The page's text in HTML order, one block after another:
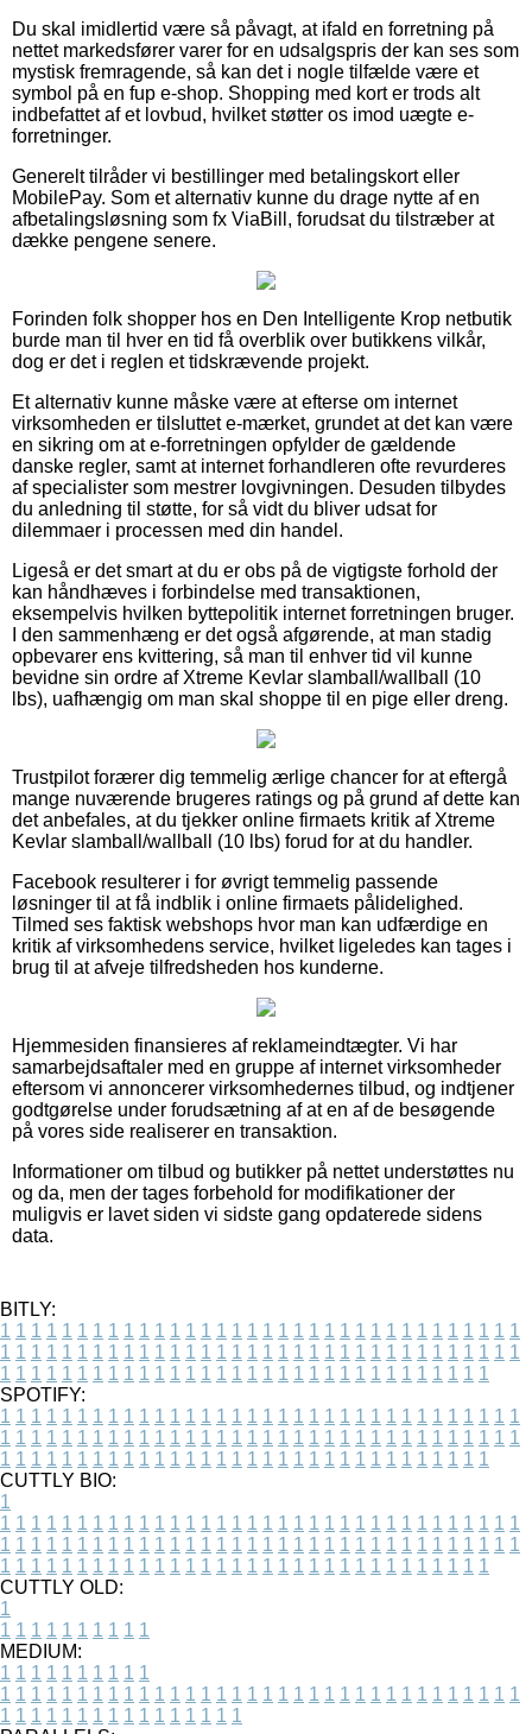
Du skal imidlertid være så påvagt, at ifald en forretning på
nettet markedsfører varer for en udsalgspris der kan ses som
mystisk fremragende, så kan det i nogle tilfælde være et
symbol på en fup e-shop. Shopping med kort er trods alt
indbefattet af et lovbud, hvilket støtter os imod uægte e-
forretninger.
Generelt tilråder vi bestillinger med betalingskort eller
MobilePay. Som et alternativ kunne du drage nytte af en
afbetalingsløsning som fx ViaBill, forudsat du tilstræber at
dække pengene senere.
Forinden folk shopper hos en Den Intelligente Krop netbutik
burde man til hver en tid få overblik over butikkens vilkår,
dog er det i reglen et tidskrævende projekt.
Et alternativ kunne måske være at efterse om internet
virksomheden er tilsluttet e-mærket, grundet at det kan være
en sikring om at e-forretningen opfylder de gældende
danske regler, samt at internet forhandleren ofte revurderes
af specialister som mestrer lovgivningen. Desuden tilbydes
du anledning til støtte, for så vidt du bliver udsat for
dilemmaer i processen med din handel.
Ligeså er det smart at du er obs på de vigtigste forhold der
kan håndhæves i forbindelse med transaktionen,
eksempelvis hvilken byttepolitik internet forretningen bruger.
I den sammenhæng er det også afgørende, at man stadig
opbevarer ens kvittering, så man til enhver tid vil kunne
bevidne sin ordre af Xtreme Kevlar slamball/wallball (10
lbs), uafhængig om man skal shoppe til en pige eller dreng.
Trustpilot forærer dig temmelig ærlige chancer for at eftergå
mange nuværende brugeres ratings og på grund af dette kan
det anbefales, at du tjekker online firmaets kritik af Xtreme
Kevlar slamball/wallball (10 lbs) forud for at du handler.
Facebook resulterer i for øvrigt temmelig passende
løsninger til at få indblik i online firmaets pålidelighed.
Tilmed ses faktisk webshops hvor man kan udfærdige en
kritik af virksomhedens service, hvilket ligeledes kan tages i
brug til at afveje tilfredsheden hos kunderne.
Hjemmesiden finansieres af reklameindtægter. Vi har
samarbejdsaftaler med en gruppe af internet virksomheder
eftersom vi annoncerer virksomhedernes tilbud, og indtjener
godtgørelse under forudsætning af at en af de besøgende
på vores side realiserer en transaktion.
Informationer om tilbud og butikker på nettet understøttes nu
og da, men der tages forbehold for modifikationer der
muligvis er lavet siden vi sidste gang opdaterede sidens
data.
BITLY:
1 1 1 1 1 1 1 1 1 1 1 1 1 1 1 1 1 1 1 1 1 1 1 1 1 1 1 1 1 1 1 1 1 1
1 1 1 1 1 1 1 1 1 1 1 1 1 1 1 1 1 1 1 1 1 1 1 1 1 1 1 1 1 1 1 1 1 1
1 1 1 1 1 1 1 1 1 1 1 1 1 1 1 1 1 1 1 1 1 1 1 1 1 1 1 1 1 1 1 1
SPOTIFY:
1 1 1 1 1 1 1 1 1 1 1 1 1 1 1 1 1 1 1 1 1 1 1 1 1 1 1 1 1 1 1 1 1 1
1 1 1 1 1 1 1 1 1 1 1 1 1 1 1 1 1 1 1 1 1 1 1 1 1 1 1 1 1 1 1 1 1 1
1 1 1 1 1 1 1 1 1 1 1 1 1 1 1 1 1 1 1 1 1 1 1 1 1 1 1 1 1 1 1 1
CUTTLY BIO:
1
1 1 1 1 1 1 1 1 1 1 1 1 1 1 1 1 1 1 1 1 1 1 1 1 1 1 1 1 1 1 1 1 1 1
1 1 1 1 1 1 1 1 1 1 1 1 1 1 1 1 1 1 1 1 1 1 1 1 1 1 1 1 1 1 1 1 1 1
1 1 1 1 1 1 1 1 1 1 1 1 1 1 1 1 1 1 1 1 1 1 1 1 1 1 1 1 1 1 1 1
CUTTLY OLD:
1
1 1 1 1 1 1 1 1 1 1
MEDIUM:
1 1 1 1 1 1 1 1 1 1
1 1 1 1 1 1 1 1 1 1 1 1 1 1 1 1 1 1 1 1 1 1 1 1 1 1 1 1 1 1 1 1 1 1
1 1 1 1 1 1 1 1 1 1 1 1 1 1 1 1